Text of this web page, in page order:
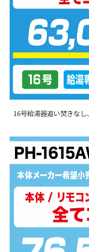
16号給湯器追い焚きな